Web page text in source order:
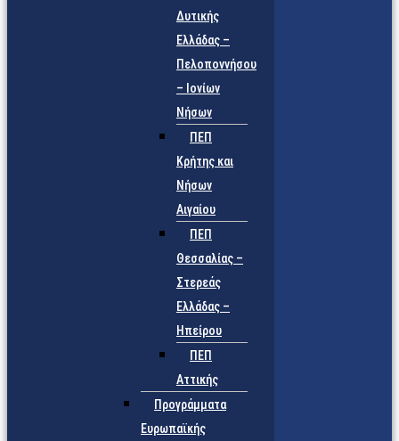
Δυτικής
Ελλάδας –
Πελοποννήσου
– Ιονίων
Νήσων
ΠΕΠ
Κρήτης και
Νήσων
Αιγαίου
ΠΕΠ
Θεσσαλίας –
Στερεάς
Ελλάδας –
Ηπείρου
ΠΕΠ
Αττικής
Προγράμματα
Ευρωπαϊκής